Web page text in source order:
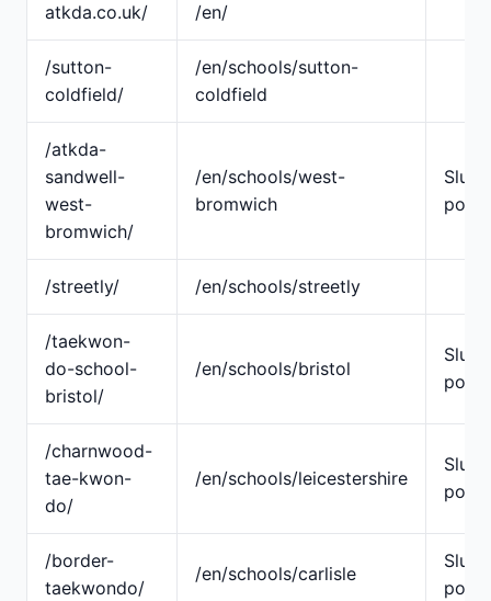
atkda.co.uk/ /en/
/sutton-
coldfield/
/en/schools/sutton-
coldfield
/atkda-
sandwell-
west-
bromwich/
/en/schools/west-
bromwich
Slug
/streetly/ /en/schools/streetly
/taekwon-
do-school-
bristol/
/en/schools/bristol
Slug
/charnwood-
tae-kwon-
do/
/en/schools/leicestershire
Slug
/border-
taekwondo/
/en/schools/carlisle
Slug